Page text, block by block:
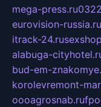
mega-press.ru
eurovision-russia.ru
itrack-24.ru
alabuga-
bud-em-
korolevremont-
oooagrosnab.ru